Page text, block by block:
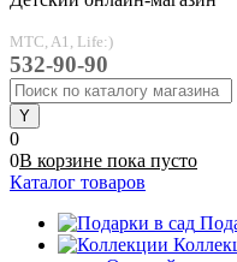
MTC, A1, Life:)
532-90-90
0
0В корзине пока пусто
Каталог товаров